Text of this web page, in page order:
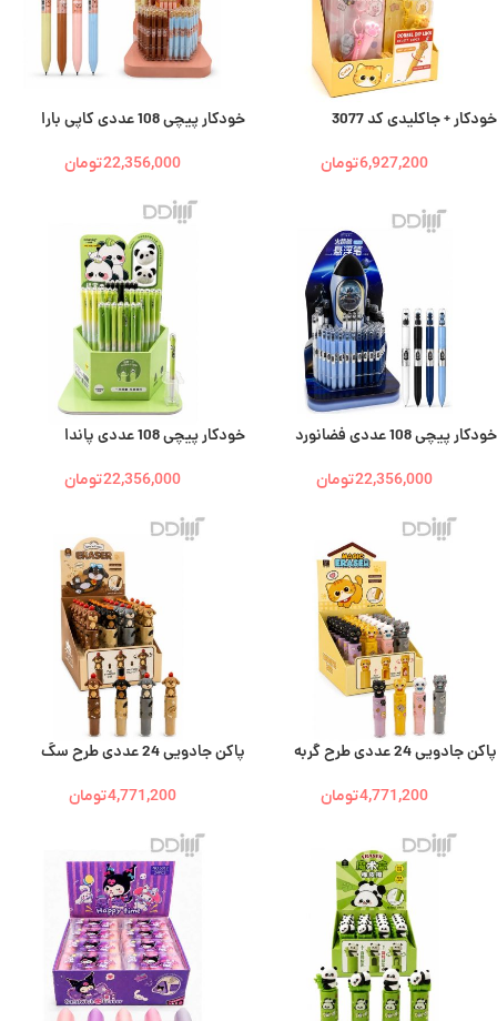
خودکار + جاکلیدی کد 3077
6,927,200تومان
خودکار پیچی 108 عددی کاپی بارا
22,356,000تومان
خودکار پیچی 108 عددی فضانورد
22,356,000تومان
خودکار پیچی 108 عددی پاندا
22,356,000تومان
پاکن جادویی 24 عددی طرح گربه
4,771,200تومان
پاکن جادویی 24 عددی طرح سگ
4,771,200تومان